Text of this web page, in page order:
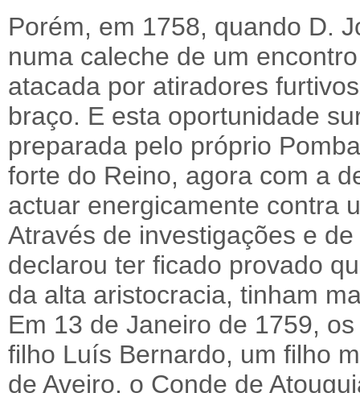
Porém, em 1758, quando D.
numa caleche de um
atacada por atiradores
braço. E esta oportunidade
preparada pelo próprio
forte do Reino, agora com a
actuar energicamente contra
Através de investigações e
declarou ter ficado provado
da alta aristocracia, tinham
Em 13 de Janeiro de 1759,
filho Luís Bernardo, um filho
de Aveiro, o Conde de